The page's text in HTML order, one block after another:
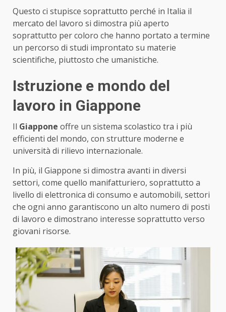
Questo ci stupisce soprattutto perché in Italia il
mercato del lavoro si dimostra più aperto
soprattutto per coloro che hanno portato a termine
un percorso di studi improntato su materie
scientifiche, piuttosto che umanistiche.
Istruzione e mondo del
lavoro in Giappone
Il Giappone offre un sistema scolastico tra i più
efficienti del mondo, con strutture moderne e
università di rilievo internazionale.
In più, il Giappone si dimostra avanti in diversi
settori, come quello manifatturiero, soprattutto a
livello di elettronica di consumo e automobili, settori
che ogni anno garantiscono un alto numero di posti
di lavoro e dimostrano interesse soprattutto verso
giovani risorse.